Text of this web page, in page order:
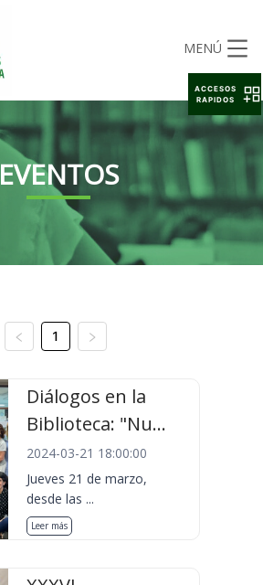
MENÚ
EVENTOS
1
Diálogos en la
Biblioteca: "Nu...
2024-03-21 18:00:00
Jueves 21 de marzo,
desde las ...
Leer más
ACCESOS
RAPIDOS